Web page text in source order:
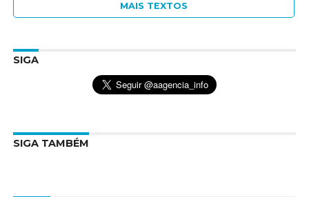
MAIS TEXTOS
SIGA
SIGA TAMBÉM